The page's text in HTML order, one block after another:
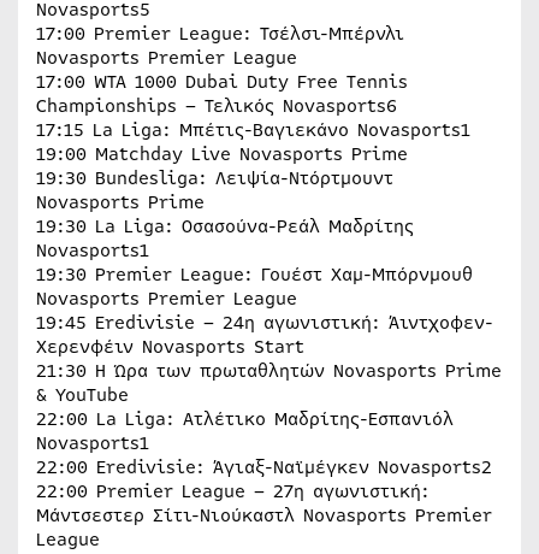
Novasports5
17:00 Premier League: Τσέλσι-Μπέρνλι
Novasports Premier League
17:00 WTA 1000 Dubai Duty Free Tennis
Championships – Τελικός Novasports6
17:15 La Liga: Μπέτις-Βαγιεκάνο Novasports1
19:00 Matchday Live Novasports Prime
19:30 Bundesliga: Λειψία-Ντόρτμουντ
Novasports Prime
19:30 La Liga: Οσασούνα-Ρεάλ Μαδρίτης
Novasports1
19:30 Premier League: Γουέστ Χαμ-Μπόρνμουθ
Novasports Premier League
19:45 Eredivisie – 24η αγωνιστική: Άιντχοφεν-
Χερενφέιν Novasports Start
21:30 H Ώρα των πρωταθλητών Novasports Prime
& YouTube
22:00 La Liga: Ατλέτικο Μαδρίτης-Εσπανιόλ
Novasports1
22:00 Eredivisie: Άγιαξ-Ναϊμέγκεν Novasports2
22:00 Premier League – 27η αγωνιστική:
Μάντσεστερ Σίτι-Νιούκαστλ Novasports Premier
League